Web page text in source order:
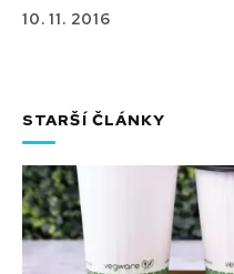
10. 11. 2016
STARŠÍ ČLÁNKY